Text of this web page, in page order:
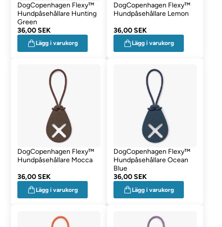
DogCopenhagen Flexy™
Hundpåsehållare Hunting
Green
36,00 SEK
Lägg i varukorg
DogCopenhagen Flexy™
Hundpåsehållare Lemon
36,00 SEK
Lägg i varukorg
DogCopenhagen Flexy™
Hundpåsehållare Mocca
36,00 SEK
Lägg i varukorg
DogCopenhagen Flexy™
Hundpåsehållare Ocean
Blue
36,00 SEK
Lägg i varukorg